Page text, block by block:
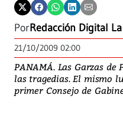
PorRedacción Digital
21/10/2009 02:00
PANAMÁ. Las Garzas de
las tragedias. El mismo
primer Consejo de